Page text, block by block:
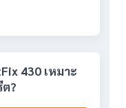
430 เหมาะ
?